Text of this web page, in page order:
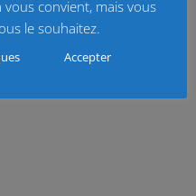
convient, mais vous
le souhaitez.
Accepter